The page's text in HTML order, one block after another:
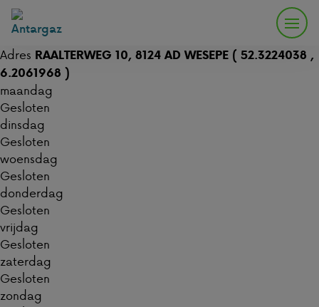
Adres RAALTERWEG 10, 8124 AD WESEPE ( 52.3224038 ,
6.2061968 )
maandag
Gesloten
dinsdag
Gesloten
woensdag
Gesloten
donderdag
Gesloten
vrijdag
Gesloten
zaterdag
Gesloten
zondag